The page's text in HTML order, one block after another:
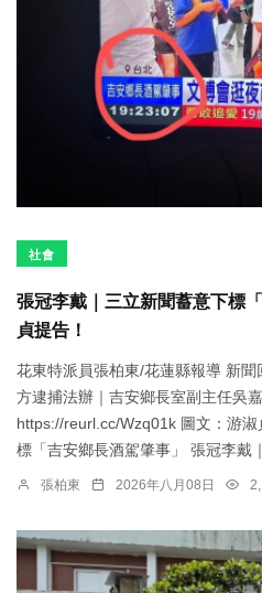
社會
張冠李戴｜三立新聞蓄意下標
貞提告！
花東特派員張柏東/花蓮縣報導 新
方逮捕法辦｜吉安鄉長室副主任吳
https://reurl.cc/Wzq01k 圖文：游
標「吉安鄉長酒駕肇事」 張冠李戴
張柏東 2026年八月08日